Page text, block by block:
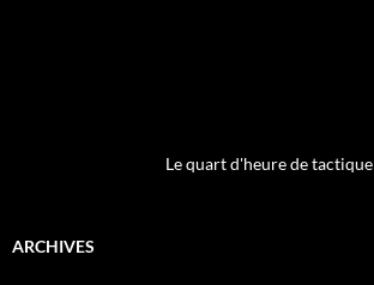
Le quart d'heure de tactique
ARCHIVES